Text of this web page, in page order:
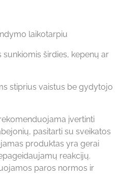
laikotarpiu
širdies, kepenų ar
stiprius vaistus be gydytojo
įvertinti
pasitarti su sveikatos
produktas yra gerai
reakcijų.
paros normos ir